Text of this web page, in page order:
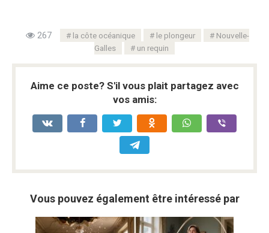
267 la côte océanique le plongeur
Nouvelle-
Galles
un requin
Aime ce poste? S'il vous plait partagez avec
vos amis:
Vous pouvez également être intéressé par